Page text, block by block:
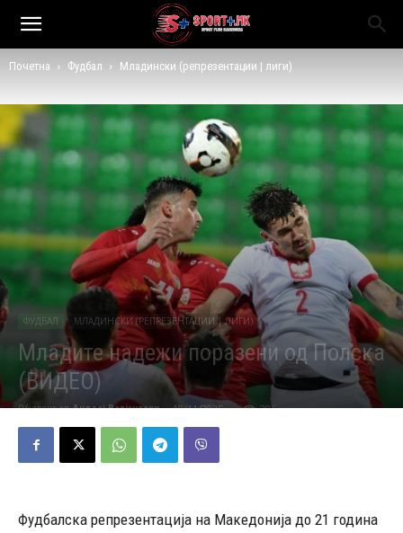
Почетна Фудбал Младински (репрезентации | лиги)
ФУДБАЛ МЛАДИНСКИ (РЕПРЕЗЕНТАЦИИ | ЛИГИ)
Младите надежи поразени од Полска
(ВИДЕО)
Објавено од Андреј Велјаноски - 18/11/2025 286
Фудбалска репрезентација на Македонија до 21 година